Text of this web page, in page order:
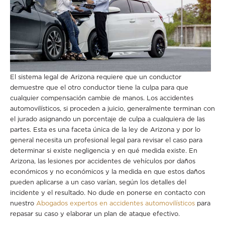
El sistema legal de Arizona requiere que un conductor
demuestre que el otro conductor tiene la culpa para que
cualquier compensación cambie de manos. Los accidentes
automovilísticos, si proceden a juicio, generalmente terminan con
el jurado asignando un porcentaje de culpa a cualquiera de las
partes. Esta es una faceta única de la ley de Arizona y por lo
general necesita un profesional legal para revisar el caso para
determinar si existe negligencia y en qué medida existe. En
Arizona, las lesiones por accidentes de vehículos por daños
económicos y no económicos y la medida en que estos daños
pueden aplicarse a un caso varían, según los detalles del
incidente y el resultado. No dude en ponerse en contacto con
nuestro Abogados expertos en accidentes automovilísticos para
repasar su caso y elaborar un plan de ataque efectivo.